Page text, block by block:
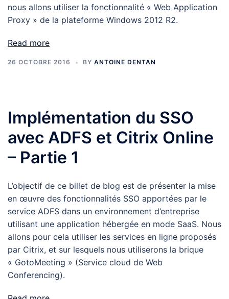
nous allons utiliser la fonctionnalité « Web Application
Proxy » de la plateforme Windows 2012 R2.
Read more
26 OCTOBRE 2016 BY ANTOINE DENTAN
Implémentation du SSO
avec ADFS et Citrix Online
– Partie 1
L’objectif de ce billet de blog est de présenter la mise
en œuvre des fonctionnalités SSO apportées par le
service ADFS dans un environnement d’entreprise
utilisant une application hébergée en mode SaaS. Nous
allons pour cela utiliser les services en ligne proposés
par Citrix, et sur lesquels nous utiliserons la brique
« GotoMeeting » (Service cloud de Web
Conferencing).